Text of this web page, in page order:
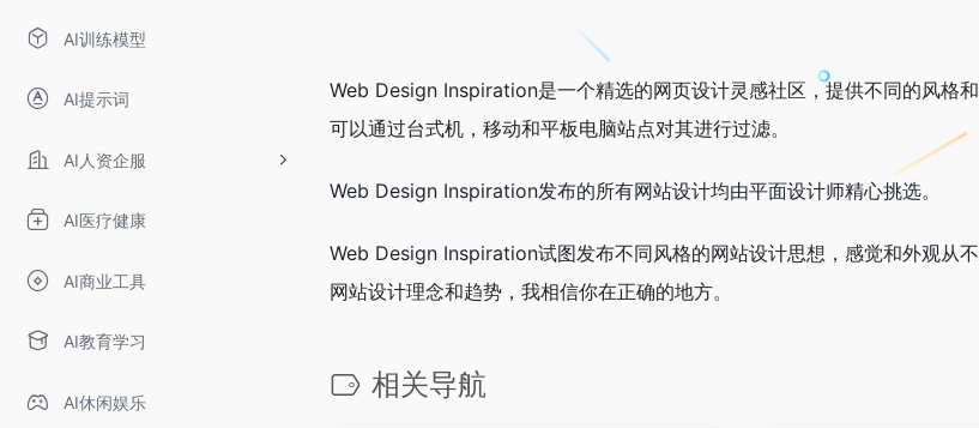
AI训练模型
AI提示词
AI人资企服
AI医疗健康
AI商业工具
AI教育学习
AI休闲娱乐
Web Design Inspiration是一个精选的网页设计灵感社区，提供不同的风格
可以通过台式机，移动和平板电脑站点对其进行过滤。
Web Design Inspiration发布的所有网站设计均由平面设计师精心挑选。
Web Design Inspiration试图发布不同风格的网站设计思想，感觉和外观从
网站设计理念和趋势，我相信你在正确的地方。
相关导航